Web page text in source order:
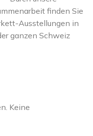
finden Sie
Ausstellungen in
ganzen Schweiz
Keine